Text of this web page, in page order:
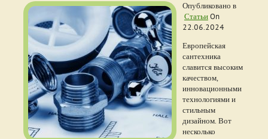
Опубликовано в
СтатьиOn
22.06.2024
Европейская
сантехника
славится высоким
качеством,
инновационными
технологиями и
стильным
дизайном. Вот
несколько